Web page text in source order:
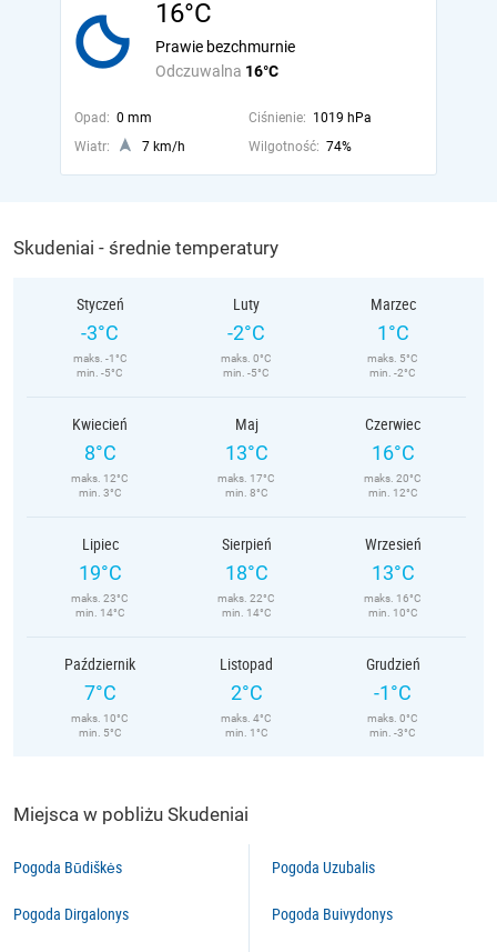
16°C
Odczuwalna 16°C
Prawie bezchmurnie
Opad: 0 mm Ciśnienie: 1019 hPa
Wiatr:
7 km/h Wilgotność: 74%
Skudeniai - średnie temperatury
Styczeń
-3°C
maks. -1°C
min. -5°C
Luty
-2°C
maks. 0°C
min. -5°C
Marzec
1°C
maks. 5°C
min. -2°C
Kwiecień
8°C
maks. 12°C
min. 3°C
Maj
13°C
maks. 17°C
min. 8°C
Czerwiec
16°C
maks. 20°C
min. 12°C
Lipiec
19°C
maks. 23°C
min. 14°C
Sierpień
18°C
maks. 22°C
min. 14°C
Wrzesień
13°C
maks. 16°C
min. 10°C
Październik
7°C
maks. 10°C
min. 5°C
Listopad
2°C
maks. 4°C
min. 1°C
Grudzień
-1°C
maks. 0°C
min. -3°C
Miejsca w pobliżu Skudeniai
Pogoda Būdiškės
Pogoda Dirgalonys
Pogoda Uzubalis
Pogoda Buivydonys